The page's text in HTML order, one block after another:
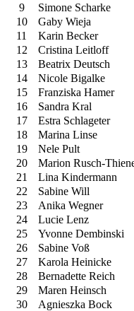
9
Simone Scharke
10
Gaby Wieja
11
Karin Becker
12
Cristina Leitloff
13
Beatrix Deutsch
14
Nicole Bigalke
15
Franziska Hamer
16
Sandra Kral
17
Estra Schlageter
18
Marina Linse
19
Nele Pult
20
Marion Rusch-
21
Lina Kindermann
22
Sabine Will
23
Anika Wegner
24
Lucie Lenz
25
Yvonne Dembinski
26
Sabine Voß
27
Karola Heinicke
28
Bernadette Reich
29
Maren Heinsch
30
Agnieszka Bock